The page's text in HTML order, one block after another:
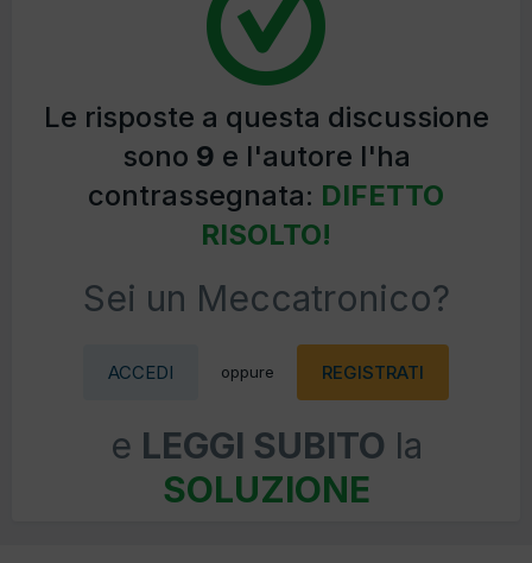
Le risposte a questa discussione
sono 9 e l'autore l'ha
contrassegnata: DIFETTO
RISOLTO!
Sei un Meccatronico?
ACCEDI oppure REGISTRATI
e LEGGI SUBITO la
SOLUZIONE